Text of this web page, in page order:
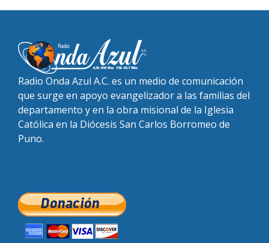
Radio Onda Azul A.C. es un medio de comunicación
que surge en apoyo evangelizador a las familias del
departamento y en la obra misional de la Iglesia
Católica en la Diócesis San Carlos Borromeo de
Puno.